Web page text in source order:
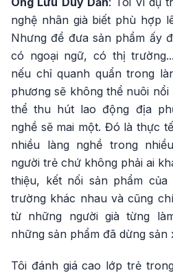
nghệ nhân già biết phù hợp
Nhưng để đưa sản phẩm ấy
có ngoại ngữ, có thị
nếu chỉ quanh quẩn trong
phương sẽ không thể nuôi
thể thu hút lao động địa
nghề sẽ mai một. Đó là thực
nhiều làng nghề trong
người trẻ chứ không phải ai
thiệu, kết nối sản phẩm
trường khác nhau và cũng
từ những người già từng
những sản phẩm đã dừng sản
Tôi đánh giá cao lớp trẻ